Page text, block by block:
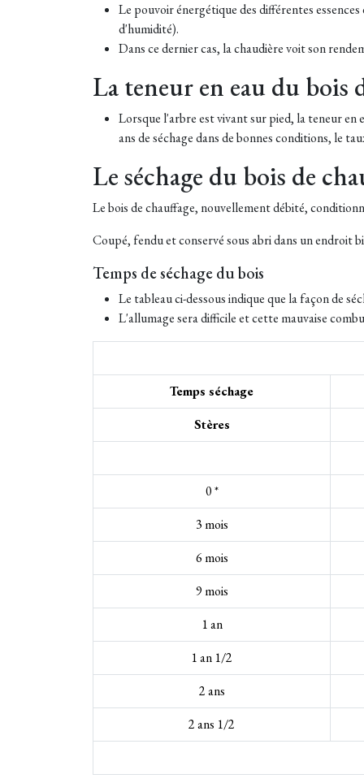
Le pouvoir énergétique des différentes
d'humidité).
Dans ce dernier cas, la chaudière voit son
La teneur en eau du bois
Lorsque l'arbre est vivant sur pied, la teneur en
ans de séchage dans de bonnes conditions, le
Le séchage du bois de
Le bois de chauffage, nouvellement débité,
Coupé, fendu et conservé sous abri dans un endroit
Temps de séchage du bois
Le tableau ci-dessous indique que la façon de
L'allumage sera difficile et cette mauvaise
Temps séchage
Stères
0 *
3 mois
6 mois
9 mois
1 an
1 an 1/2
2 ans
2 ans 1/2